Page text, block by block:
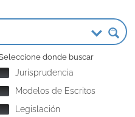
donde buscar
Jurisprudencia
Modelos de Escritos
Legislación